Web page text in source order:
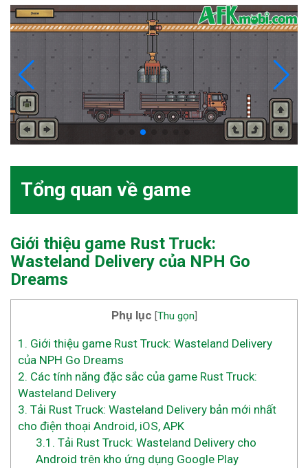
Tổng quan về game
Giới thiệu game Rust Truck:
Wasteland Delivery của NPH Go
Dreams
Phụ lục [Thu gọn]
1. Giới thiệu game Rust Truck: Wasteland Delivery
của NPH Go Dreams
2. Các tính năng đặc sắc của game Rust Truck:
Wasteland Delivery
3. Tải Rust Truck: Wasteland Delivery bản mới nhất
cho điện thoại Android, iOS, APK
3.1. Tải Rust Truck: Wasteland Delivery cho
Android trên kho ứng dụng Google Play